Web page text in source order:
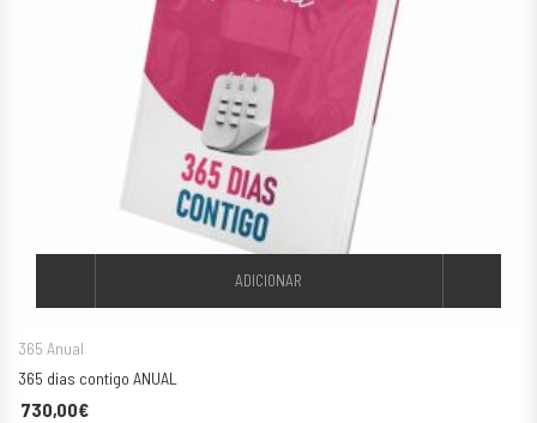
ADICIONAR
365 Anual
365 dias contigo ANUAL
730,00€